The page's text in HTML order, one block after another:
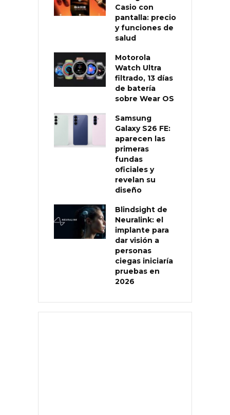
Casio con
pantalla: precio
y funciones de
salud
Motorola
Watch Ultra
filtrado, 13 días
de batería
sobre Wear OS
Samsung
Galaxy S26 FE:
aparecen las
primeras
fundas
oficiales y
revelan su
diseño
Blindsight de
Neuralink: el
implante para
dar visión a
personas
ciegas iniciaría
pruebas en
2026